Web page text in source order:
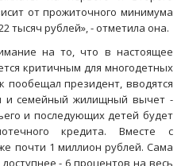
от прожиточного минимума
тысяч рублей», - отметила она.
на то, что в настоящее
критичным для многодетных
пообещал президент, вводятся
и семейный жилищный вычет -
и последующих детей будет
кредита. Вместе с
почти 1 миллион рублей. Сама
- 6 процентов на весь